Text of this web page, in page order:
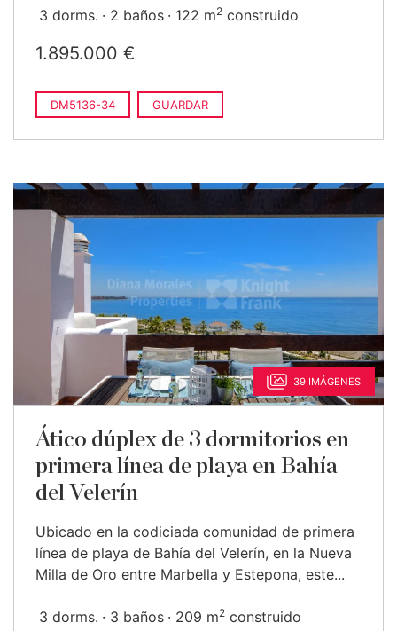
3 dorms. 2 baños 122 m2 construido
1.895.000 €
DM5136-34 GUARDAR
39 IMÁGENES
Ático dúplex de 3 dormitorios en
primera línea de playa en Bahía
del Velerín
Ubicado en la codiciada comunidad de primera
línea de playa de Bahía del Velerín, en la Nueva
Milla de Oro entre Marbella y Estepona, este...
3 dorms. 3 baños 209 m2 construido